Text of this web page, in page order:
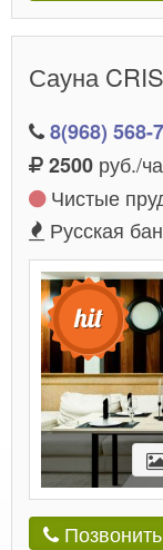
Сауна
8(968) 568-
2500 руб./
Чистые
Русская